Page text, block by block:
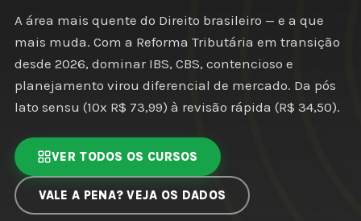
A área mais quente do Direito brasileiro — e a que
mais muda. Com a Reforma Tributária em transição
desde 2026, dominar IBS, CBS, contencioso e
planejamento virou diferencial de mercado. Da pós
lato sensu (10x R$ 73,99) à revisão rápida (R$ 34,50).
VER TODOS OS CURSOS
VALE A PENA? VEJA OS DADOS